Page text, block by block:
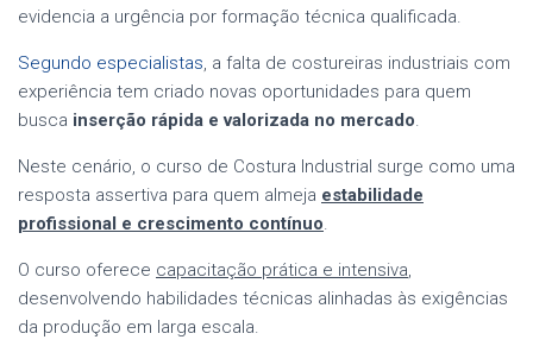
evidencia a urgência por formação técnica qualificada.
Segundo especialistas, a falta de costureiras industriais com
experiência tem criado novas oportunidades para quem
busca inserção rápida e valorizada no mercado.
Neste cenário, o curso de Costura Industrial surge como uma
resposta assertiva para quem almeja estabilidade
profissional e crescimento contínuo.
O curso oferece capacitação prática e intensiva,
desenvolvendo habilidades técnicas alinhadas às exigências
da produção em larga escala.